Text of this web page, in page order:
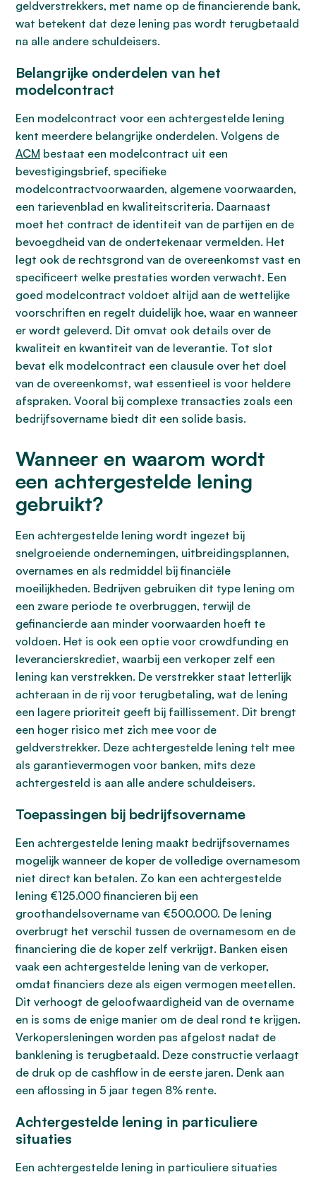
geldverstrekkers, met name op de financierende bank,
wat betekent dat deze lening pas wordt terugbetaald
na alle andere schuldeisers.
Belangrijke onderdelen van het
modelcontract
Een modelcontract voor een achtergestelde lening
kent meerdere belangrijke onderdelen. Volgens de
ACM bestaat een modelcontract uit een
bevestigingsbrief, specifieke
modelcontractvoorwaarden, algemene voorwaarden,
een tarievenblad en kwaliteitscriteria. Daarnaast
moet het contract de identiteit van de partijen en de
bevoegdheid van de ondertekenaar vermelden. Het
legt ook de rechtsgrond van de overeenkomst vast en
specificeert welke prestaties worden verwacht. Een
goed modelcontract voldoet altijd aan de wettelijke
voorschriften en regelt duidelijk hoe, waar en wanneer
er wordt geleverd. Dit omvat ook details over de
kwaliteit en kwantiteit van de leverantie. Tot slot
bevat elk modelcontract een clausule over het doel
van de overeenkomst, wat essentieel is voor heldere
afspraken. Vooral bij complexe transacties zoals een
bedrijfsovername biedt dit een solide basis.
Wanneer en waarom wordt
een achtergestelde lening
gebruikt?
Een achtergestelde lening wordt ingezet bij
snelgroeiende ondernemingen, uitbreidingsplannen,
overnames en als redmiddel bij financiële
moeilijkheden. Bedrijven gebruiken dit type lening om
een zware periode te overbruggen, terwijl de
gefinancierde aan minder voorwaarden hoeft te
voldoen. Het is ook een optie voor crowdfunding en
leverancierskrediet, waarbij een verkoper zelf een
lening kan verstrekken. De verstrekker staat letterlijk
achteraan in de rij voor terugbetaling, wat de lening
een lagere prioriteit geeft bij faillissement. Dit brengt
een hoger risico met zich mee voor de
geldverstrekker. Deze achtergestelde lening telt mee
als garantievermogen voor banken, mits deze
achtergesteld is aan alle andere schuldeisers.
Toepassingen bij bedrijfsovername
Een achtergestelde lening maakt bedrijfsovernames
mogelijk wanneer de koper de volledige overnamesom
niet direct kan betalen. Zo kan een achtergestelde
lening €125.000 financieren bij een
groothandelsovername van €500.000. De lening
overbrugt het verschil tussen de overnamesom en de
financiering die de koper zelf verkrijgt. Banken eisen
vaak een achtergestelde lening van de verkoper,
omdat financiers deze als eigen vermogen meetellen.
Dit verhoogt de geloofwaardigheid van de overname
en is soms de enige manier om de deal rond te krijgen.
Verkopersleningen worden pas afgelost nadat de
banklening is terugbetaald. Deze constructie verlaagt
de druk op de cashflow in de eerste jaren. Denk aan
een aflossing in 5 jaar tegen 8% rente.
Achtergestelde lening in particuliere
situaties
Een achtergestelde lening in particuliere situaties